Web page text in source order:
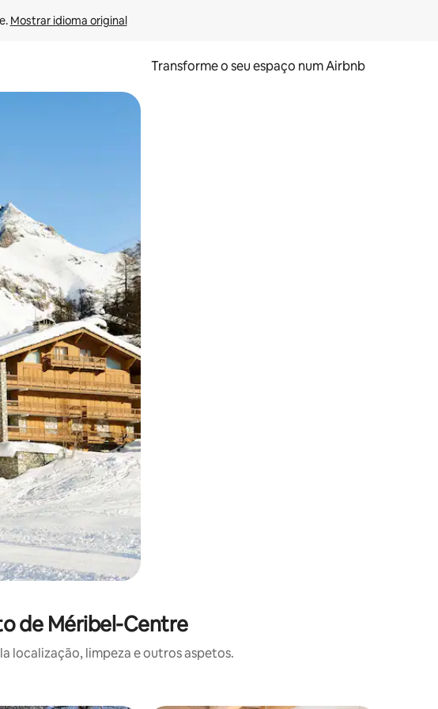
Mostrar idioma original
Transforme o seu espaço num Airbnb
com gestos de toque ou deslize.
de Méribel-Centre
localização, limpeza e outros aspetos.